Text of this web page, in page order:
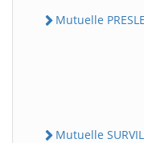
Mutuelle
Mutuelle